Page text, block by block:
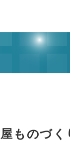
ものづく